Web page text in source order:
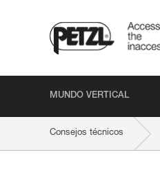
MUNDO VERTICAL
Consejos técnicos